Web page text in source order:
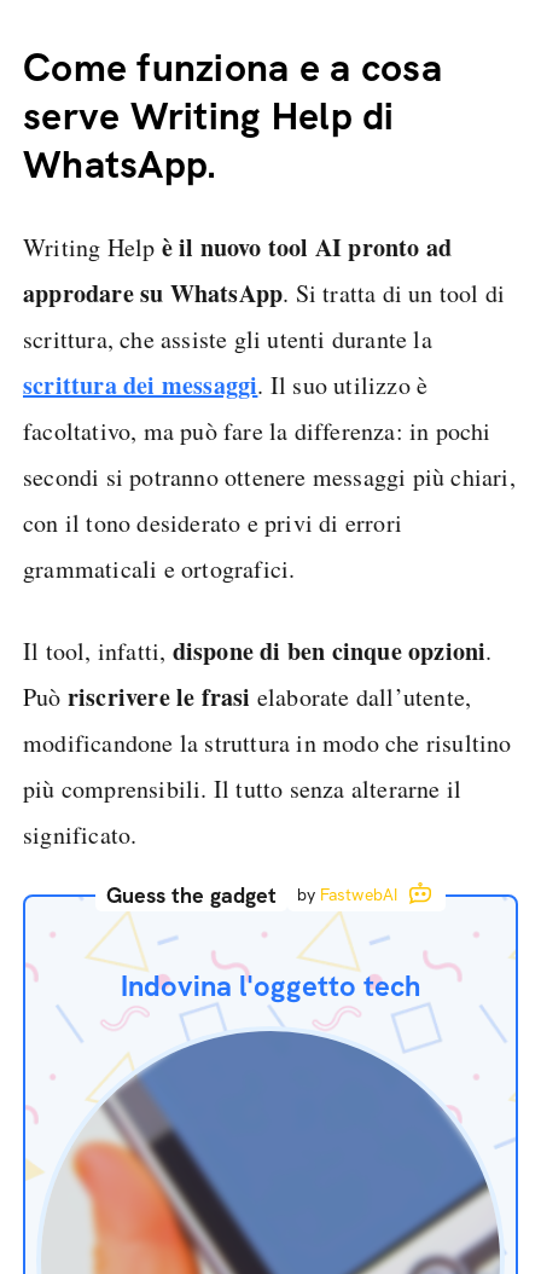
Come funziona e a cosa
serve Writing Help di
WhatsApp.
Writing Help è il nuovo tool AI pronto ad
approdare su WhatsApp. Si tratta di un tool di
scrittura, che assiste gli utenti durante la
scrittura dei messaggi. Il suo utilizzo è
facoltativo, ma può fare la differenza: in pochi
secondi si potranno ottenere messaggi più chiari,
con il tono desiderato e privi di errori
grammaticali e ortografici.
Il tool, infatti, dispone di ben cinque opzioni.
Può riscrivere le frasi elaborate dall’utente,
modificandone la struttura in modo che risultino
più comprensibili. Il tutto senza alterarne il
significato.
Guess the gadget by FastwebAI
Indovina l'oggetto tech